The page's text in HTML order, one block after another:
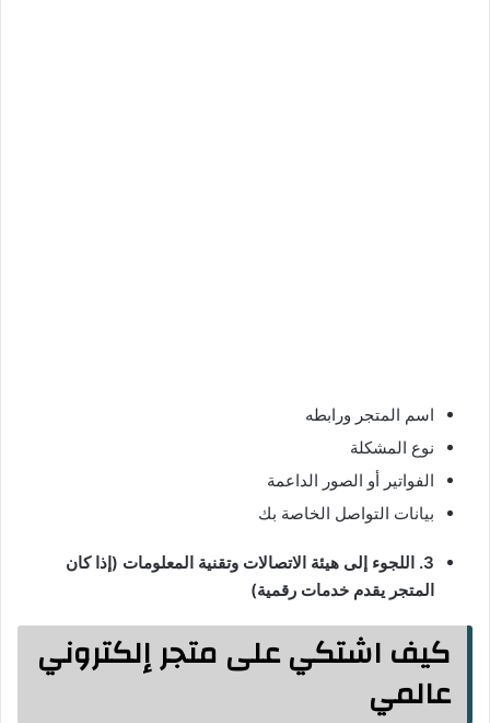
اسم المتجر ورابطه
نوع المشكلة
الفواتير أو الصور الداعمة
بيانات التواصل الخاصة بك
3. اللجوء إلى هيئة الاتصالات وتقنية المعلومات (إذا كان
المتجر يقدم خدمات رقمية)
كيف اشتكي على متجر إلكتروني
عالمي